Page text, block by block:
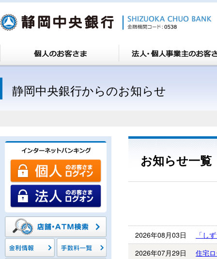
静岡中央銀行からのお知らせ
お知らせ一覧
2026年08月03日
「し
2026年07月29日
住宅